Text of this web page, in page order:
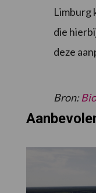
Limburg
die
deze
Bron: